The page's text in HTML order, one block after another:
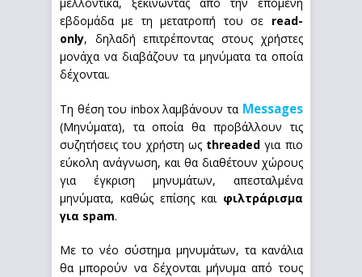
εβδομάδα με τη μετατροπή του σε read-
only, δηλαδή επιτρέποντας στους χρήστες
μονάχα να διαβάζουν τα μηνύματα τα οποία
δέχονται.
Τη θέση του inbox λαμβάνουν τα Messages
(Μηνύματα), τα οποία θα προβάλλουν τις
συζητήσεις του χρήστη ως threaded για πιο
εύκολη ανάγνωση, και θα διαθέτουν χώρους
για έγκριση μηνυμάτων, απεσταλμένα
μηνύματα, καθώς επίσης και φιλτράρισμα
για spam.
Με το νέο σύστημα μηνυμάτων, τα κανάλια
θα μπορούν να δέχονται μήνυμα από τους